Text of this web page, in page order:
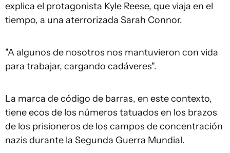
explica el protagonista Kyle Reese, que viaja en el
tiempo, a una aterrorizada Sarah Connor.
"A algunos de nosotros nos mantuvieron con vida
para trabajar, cargando cadáveres".
La marca de código de barras, en este contexto,
tiene ecos de los números tatuados en los brazos
de los prisioneros de los campos de concentración
nazis durante la Segunda Guerra Mundial.